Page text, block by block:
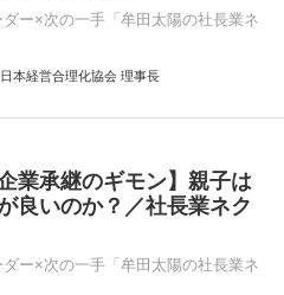
ダー×次の一手「牟田太陽の社長業ネ
本経営合理化協会 理事長
業承継のギモン】親子は
良いのか？／社長業ネク
ダー×次の一手「牟田太陽の社長業ネ